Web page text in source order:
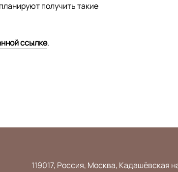
получить такие
ссылке.
119017, Россия, Москва, Кадашёвская